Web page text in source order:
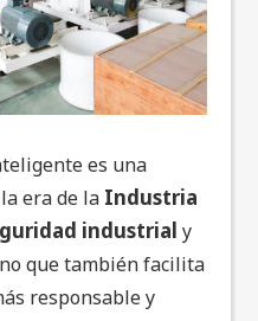
es una
era de la Industria
industrial y
que también facilita
responsable y